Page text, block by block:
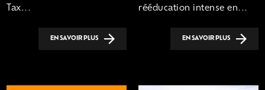
Tax...
EN SAVOIR PLUS
rééducation intense en...
EN SAVOIR PLUS